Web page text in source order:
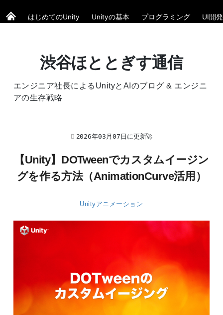
はじめてのUnity Unityの基本 プログラミング UI開発
渋谷ほととぎす通信
エンジニア社長によるUnityとAIのブログ & エンジニ
アの生存戦略
2026年03月07日に更新🚀
【Unity】DOTweenでカスタムイージン
グを作る方法（AnimationCurve活用）
Unityアニメーション